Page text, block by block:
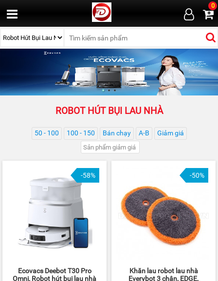
0
ROBOT HÚT BỤI LAU NHÀ
50 - 100 100 - 150 Bán chạy A-B Giảm giá
-58%
Ecovacs Deebot T30 Pro
Omni, Robot hút bụi lau nhà
-50%
Khăn lau robot lau nhà
Everybot 3 chân, EDGE,